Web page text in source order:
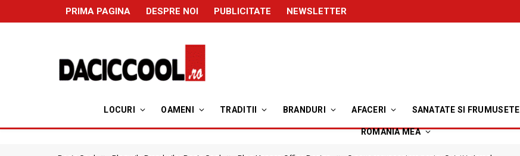
PRIMA PAGINA DESPRE NOI PUBLICITATE NEWSLETTER
LOCURI OAMENI TRADITII BRANDURI AFACERI SANATATE SI FRUMUSETE
ROMANIA MEA